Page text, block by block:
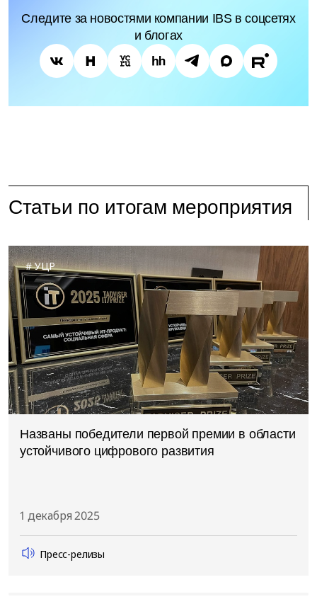
Следите за новостями компании IBS в соцсетях
и блогах
Статьи по итогам мероприятия
УЦР
Названы победители первой премии в области
устойчивого цифрового развития
1 декабря 2025
Пресс-релизы